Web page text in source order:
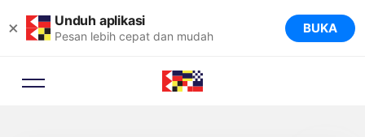
× Unduh aplikasi
Pesan lebih cepat dan mudah BUKA